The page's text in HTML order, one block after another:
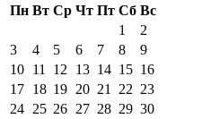
Пн Вт Ср Чт Пт Сб Вс
1
2
3
4 5 6 7 8
9
10 11 12 13 14 15 16
17 18 19 20 21 22 23
24 25 26 27 28 29 30